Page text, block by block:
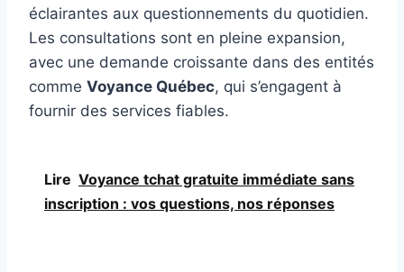
éclairantes aux questionnements du quotidien.
Les consultations sont en pleine expansion,
avec une demande croissante dans des entités
comme Voyance Québec, qui s’engagent à
fournir des services fiables.
Lire Voyance tchat gratuite immédiate sans
inscription : vos questions, nos réponses